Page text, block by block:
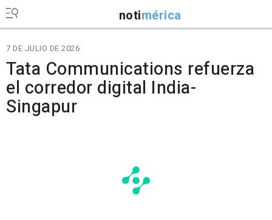
notimérica
7 DE JULIO DE 2026
Tata Communications refuerza
el corredor digital India-
Singapur